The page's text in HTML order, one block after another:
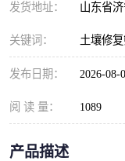
发货地址： 山东省
关键词： 土壤修
发布日期： 2026-08-
阅 读 量： 1089
产品描述